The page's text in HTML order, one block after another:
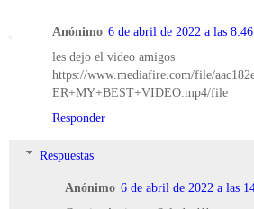
Anónimo 6 de abril de 2022 a las 8:46
les dejo el video amigos
https://www.mediafire.com/file/
ER+MY+BEST+VIDEO.mp4/file
Responder
Respuestas
Anónimo 6 de abril de 2022 a las